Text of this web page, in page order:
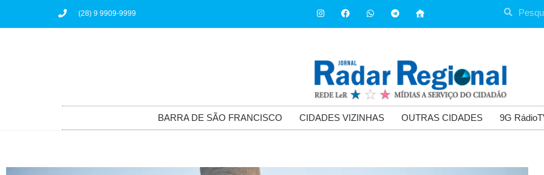
(28) 9 9909-9999
BARRA DE SÃO FRANCISCO CIDADES VIZINHAS OUTRAS CIDADES 9G